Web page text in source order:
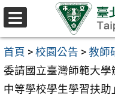
跳至主要內容區
首頁 > 校園公告 > 教師
委請國立臺灣師範大
中等學校學生學習扶助
選
單